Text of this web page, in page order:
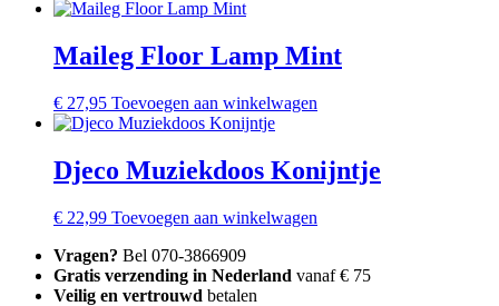
Maileg Floor Lamp Mint
€ 27,95 Toevoegen aan winkelwagen
Djeco Muziekdoos Konijntje
€ 22,99 Toevoegen aan winkelwagen
Vragen? Bel 070-3866909
Gratis verzending in Nederland vanaf € 75
Veilig en vertrouwd betalen